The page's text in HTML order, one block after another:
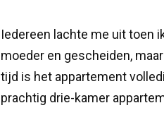
Iedereen lachte me uit toen
moeder en gescheiden,
tijd is het appartement
prachtig drie-kamer